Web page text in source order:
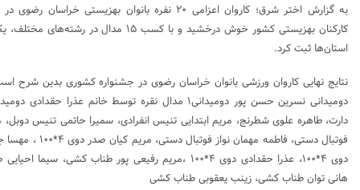
به گزارش اختر شرق؛ کاروان اعزامی ۲۰ نفره بانوان
کارکنان بهزیستی کشور خوش درخشید و با کسب
استان‌ها ثبت کرد.
دارت، طاهره علوی شطرنج، مریم ابتدایی تنیس انفرادی، سمیرا حاتمی تنیس دوبل،
دوی ۴*۱۰۰، عذرا حقدادی دوی ۴*۱۰۰ ،مریم رفیعی پور طناب
هانی توان طناب کشی، زینب یعقوبی طناب کشی